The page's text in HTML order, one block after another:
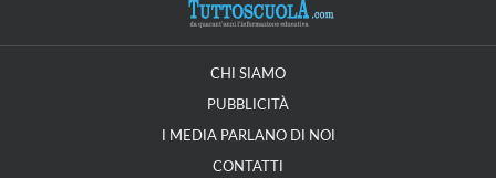
CHI SIAMO
PUBBLICITÀ
I MEDIA PARLANO DI NOI
CONTATTI